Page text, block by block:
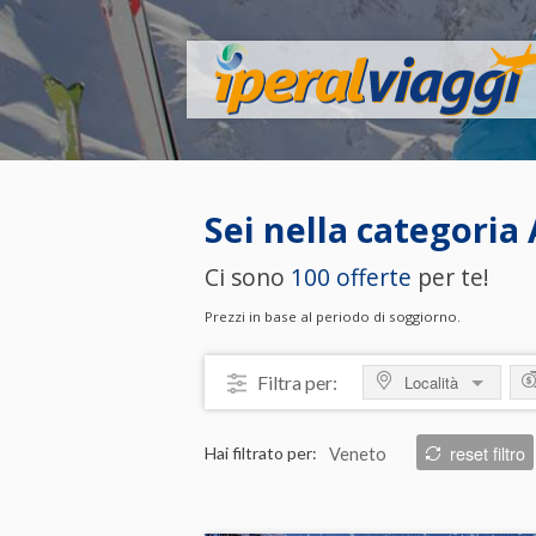
Sei nella categoria
Ci sono 100 offerte per te!
Prezzi in base al periodo di soggiorno.
Filtra per:
Località
ITALIA
Hai filtrato per: Veneto reset filtro